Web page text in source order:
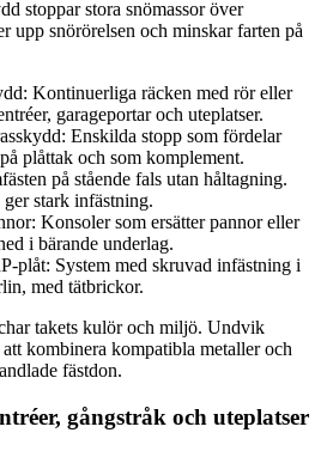
stoppar stora snömassor över
upp snörörelsen och minskar farten på
Kontinuerliga räcken med rör eller
garageportar och uteplatser.
Enskilda stopp som fördelar
plåttak och som komplement.
på stående fals utan håltagning.
stark infästning.
Konsoler som ersätter pannor eller
i bärande underlag.
plåt: System med skruvad infästning i
med tätbrickor.
takets kulör och miljö. Undvik
kombinera kompatibla metaller och
fästdon.
gångstråk och uteplatser